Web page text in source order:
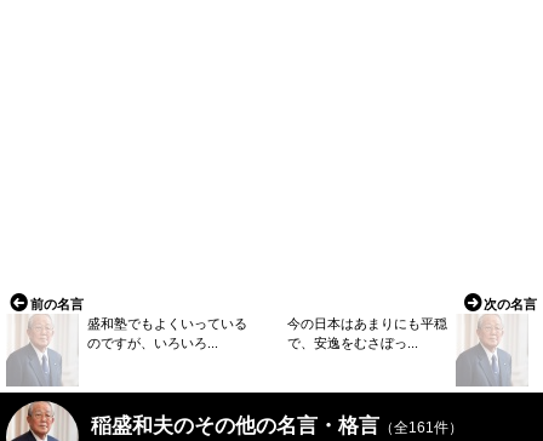
前の名言
盛和塾でもよくいっている
のですが、いろいろ...
次の名言
今の日本はあまりにも平穏
で、安逸をむさぼっ...
稲盛和夫のその他の名言・格言 （全161件）